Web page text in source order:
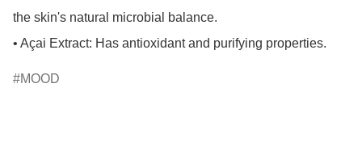
the skin's natural microbial balance.
• Açai Extract: Has antioxidant and purifying properties.
MOOD